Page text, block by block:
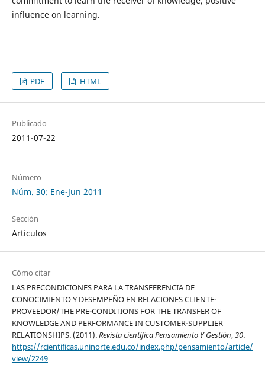
influence on learning.
PDF HTML
Publicado
2011-07-22
Número
Núm. 30: Ene-Jun 2011
Sección
Artículos
Cómo citar
LAS PRECONDICIONES PARA LA TRANSFERENCIA DE
CONOCIMIENTO Y DESEMPEÑO EN RELACIONES CLIENTE-
PROVEEDOR/THE PRE-CONDITIONS FOR THE TRANSFER OF
KNOWLEDGE AND PERFORMANCE IN CUSTOMER-SUPPLIER
RELATIONSHIPS. (2011).Revista científica Pensamiento Y Gestión,30.
https://rcientificas.uninorte.edu.co/index.php/pensamiento/article/
view/2249